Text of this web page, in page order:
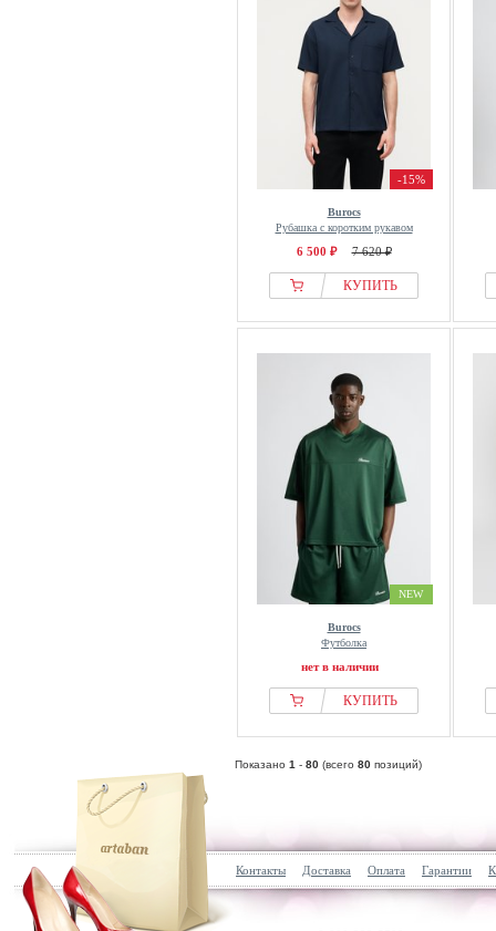
-15%
Burocs
Рубашка с коротким рукавом
6 500 ₽ 7 620 ₽
КУПИТЬ
NEW
Burocs
Футболка
нет в наличии
КУПИТЬ
Показано 1 - 80 (всего 80 позиций)
Контакты Доставка Оплата Гарантии